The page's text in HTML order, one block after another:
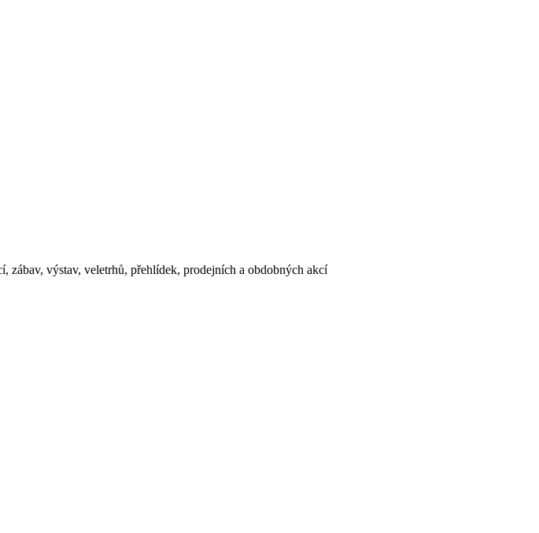
výstav, veletrhů, přehlídek, prodejních a obdobných akcí